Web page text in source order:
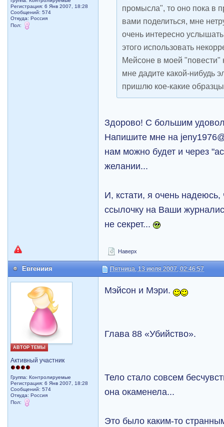
Регистрация: 6 Янв 2007, 18:28
Сообщений: 574
Откуда: Рoccия
Пол:
промысла", то оно пока в
вами поделиться, мне
очень интересно
этого использовать
Мейсоне в моей "повести"
мне дадите какой-нибудь
пришлю кое-какие
Здорово! С большим
Напишите мне на
нам можно будет и через
желании...
И, кстати, я очень
ссылочку на Ваши
не секрет...
Наверх
Евгениия Пятница, 13 июля 2007, 02:46:57
АВТОР ТЕМЫ
Активный участник
Группа: Контролируемые
Регистрация: 6 Янв 2007, 18:28
Сообщений: 574
Откуда: Рoccия
Пол:
Мэйсон и Мэри.
Глава 88 «Убийство».
Тело стало совсем
она окаменела...
Это было каким-то